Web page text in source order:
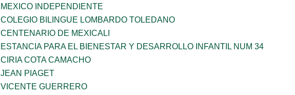
MEXICO INDEPENDIENTE
COLEGIO BILINGUE LOMBARDO TOLEDANO
CENTENARIO DE MEXICALI
ESTANCIA PARA EL BIENESTAR Y DESARROLLO INFANTIL NUM 34
CIRIA COTA CAMACHO
JEAN PIAGET
VICENTE GUERRERO